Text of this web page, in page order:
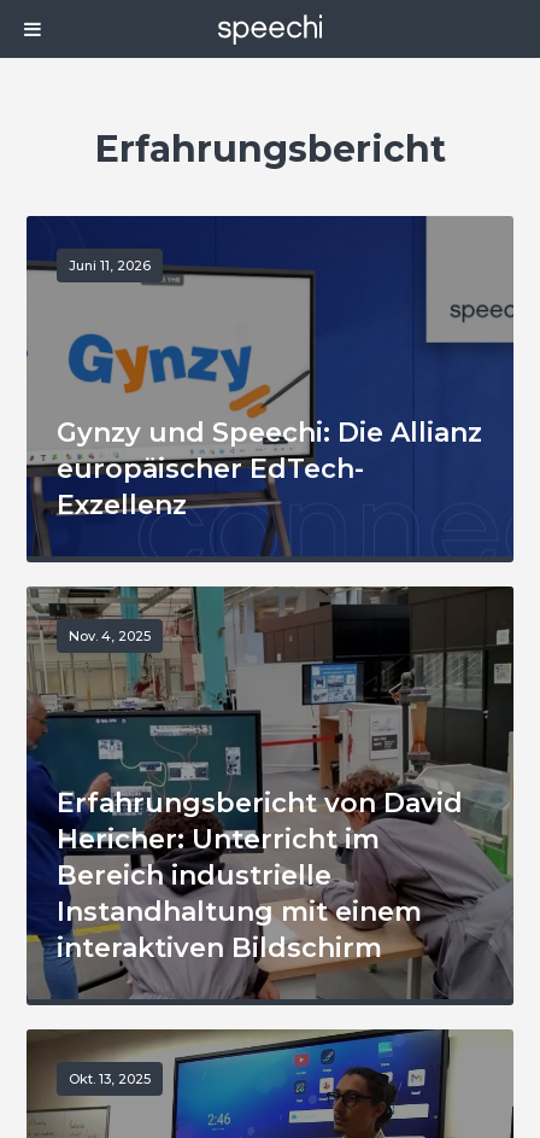
Erfahrungsbericht
Juni 11, 2026
Gynzy und Speechi: Die Allianz
europäischer EdTech-
Exzellenz
Nov. 4, 2025
Erfahrungsbericht von David
Hericher: Unterricht im
Bereich industrielle
Instandhaltung mit einem
interaktiven Bildschirm
Okt. 13, 2025